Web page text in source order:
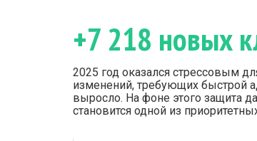
+7 218 новых
2025 год оказался стрессовым
изменений, требующих быстрой
выросло. На фоне этого защита
становится одной из